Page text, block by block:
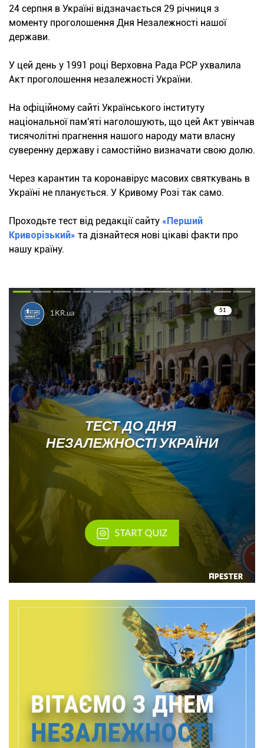
24 серпня в Україні відзначається 29 річниця з
моменту проголошення Дня Незалежності нашої
держави.
У цей день у 1991 році Верховна Рада РСР ухвалила
Акт проголошення незалежності України.
На офіційному сайті Українського інституту
національної пам'яті наголошують, що цей Акт увінчав
тисячолітні прагнення нашого народу мати власну
суверенну державу і самостійно визначати свою долю.
Через карантин та коронавірус масових святкувань в
Україні не планується. У Кривому Розі так само.
Проходьте тест від редакції сайту «Перший
Криворізький» та дізнайтеся нові цікаві факти про
нашу країну.